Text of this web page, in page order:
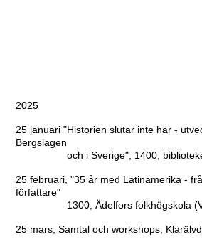
2025
25 januari "Historien slutar inte här -
Bergslagen
och i Sverige", 1400, biblioteket i
25 februari, "35 år med Latinamerika -
författare"
1300, Ädelfors folkhögskola
25 mars, Samtal och workshops,